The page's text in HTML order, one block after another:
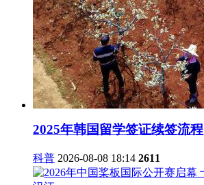
2025年韩国留学签证续签流程
科普 2026-08-08 18:14 2611